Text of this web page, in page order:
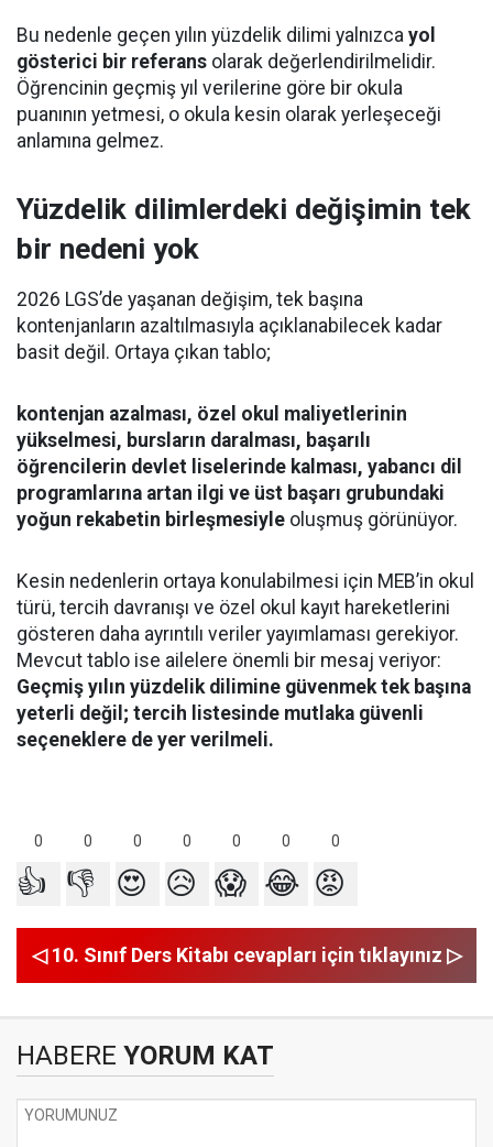
Bu nedenle geçen yılın yüzdelik dilimi yalnızca yol
gösterici bir referans olarak değerlendirilmelidir.
Öğrencinin geçmiş yıl verilerine göre bir okula
puanının yetmesi, o okula kesin olarak yerleşeceği
anlamına gelmez.
Yüzdelik dilimlerdeki değişimin tek
bir nedeni yok
2026 LGS’de yaşanan değişim, tek başına
kontenjanların azaltılmasıyla açıklanabilecek kadar
basit değil. Ortaya çıkan tablo;
kontenjan azalması, özel okul maliyetlerinin
yükselmesi, bursların daralması, başarılı
öğrencilerin devlet liselerinde kalması, yabancı dil
programlarına artan ilgi ve üst başarı grubundaki
yoğun rekabetin birleşmesiyle oluşmuş görünüyor.
Kesin nedenlerin ortaya konulabilmesi için MEB’in okul
türü, tercih davranışı ve özel okul kayıt hareketlerini
gösteren daha ayrıntılı veriler yayımlaması gerekiyor.
Mevcut tablo ise ailelere önemli bir mesaj veriyor:
Geçmiş yılın yüzdelik dilimine güvenmek tek başına
yeterli değil; tercih listesinde mutlaka güvenli
seçeneklere de yer verilmeli.
0 0 0 0 0 0 0
👍 👎 😍 😥 😱 😂 😡
◁ 10. Sınıf Ders Kitabı cevapları için tıklayınız ▷
HABERE YORUM KAT